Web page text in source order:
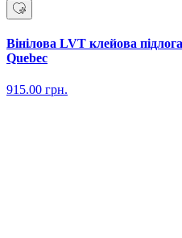
Вінілова LVT клейова
Quebec
915.00 грн.